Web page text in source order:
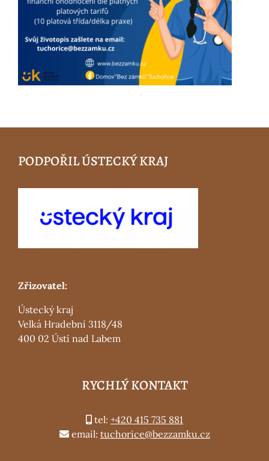
PODPOŘIL ÚSTECKÝ KRAJ
Zřizovatel:
Ústecký kraj
Velká Hradební 3118/48
400 02 Ústí nad Labem
RYCHLÝ KONTAKT
tel: +420 415 735 881
email: tuchorice@bezzamku.cz